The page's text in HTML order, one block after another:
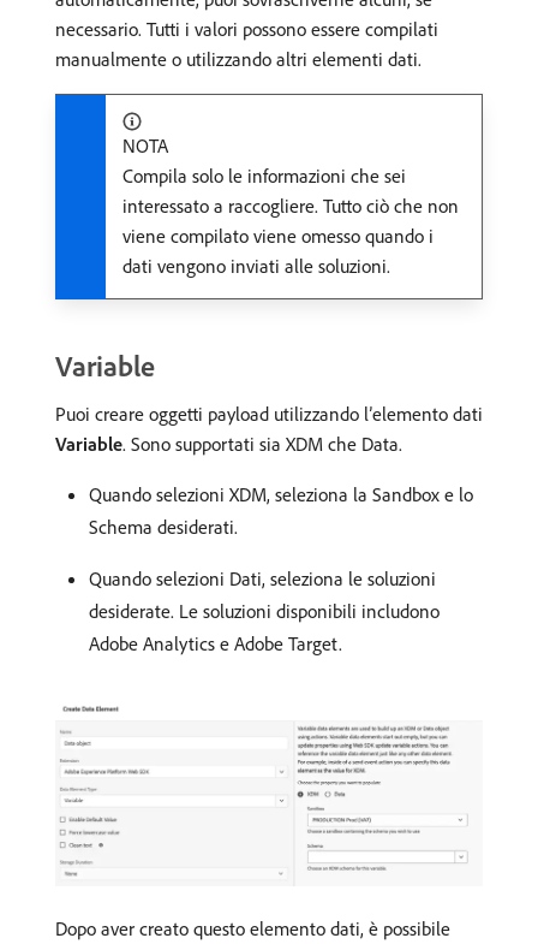
necessario. Tutti i valori possono essere compilati
manualmente o utilizzando altri elementi dati.
NOTA
Compila solo le informazioni che sei
interessato a raccogliere. Tutto ciò che non
viene compilato viene omesso quando i
dati vengono inviati alle soluzioni.
Variable
Puoi creare oggetti payload utilizzando l’elemento dati
Variable. Sono supportati sia XDM che Data.
Quando selezioni XDM, seleziona la Sandbox e lo
Schema desiderati.
Quando selezioni Dati, seleziona le soluzioni
desiderate. Le soluzioni disponibili includono
Adobe Analytics e Adobe Target.
Dopo aver creato questo elemento dati, è possibile